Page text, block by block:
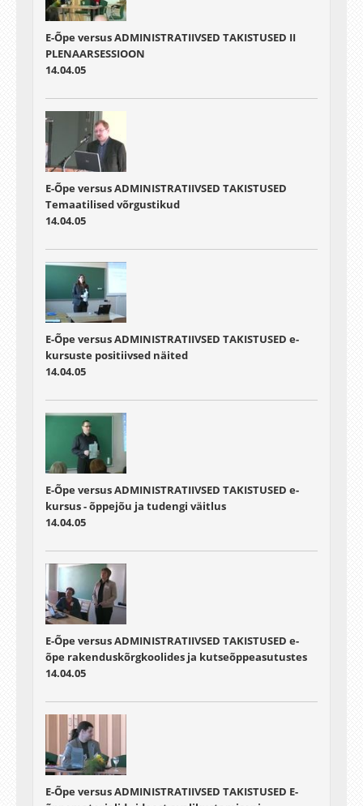
E-Õpe versus ADMINISTRATIIVSED TAKISTUSED II
PLENAARSESSIOON
14.04.05
E-Õpe versus ADMINISTRATIIVSED TAKISTUSED
Temaatilised võrgustikud
14.04.05
E-Õpe versus ADMINISTRATIIVSED TAKISTUSED e-
kursuste positiivsed näited
14.04.05
E-Õpe versus ADMINISTRATIIVSED TAKISTUSED e-
kursus - õppejõu ja tudengi väitlus
14.04.05
E-Õpe versus ADMINISTRATIIVSED TAKISTUSED e-
õpe rakenduskõrgkoolides ja kutseõppeasutustes
14.04.05
E-Õpe versus ADMINISTRATIIVSED TAKISTUSED E-